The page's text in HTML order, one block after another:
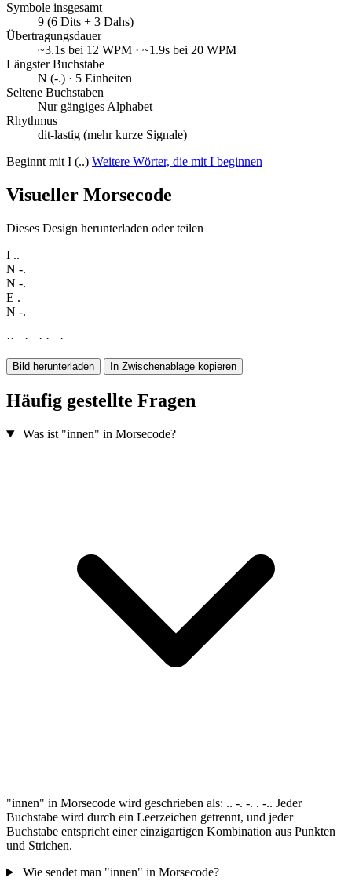
Symbole insgesamt
9 (6 Dits + 3 Dahs)
Übertragungsdauer
~3.1s bei 12 WPM · ~1.9s bei 20 WPM
Längster Buchstabe
N (-.) · 5 Einheiten
Seltene Buchstaben
Nur gängiges Alphabet
Rhythmus
dit-lastig (mehr kurze Signale)
Beginnt mit I (..) Weitere Wörter, die mit I beginnen
Visueller Morsecode
Dieses Design herunterladen oder teilen
I ..
N -.
N -.
E .
N -.
·· −· −· · −·
Bild herunterladen In Zwischenablage kopieren
Häufig gestellte Fragen
Was ist "innen" in Morsecode?
"innen" in Morsecode wird geschrieben als: .. -. -. . -.. Jeder
Buchstabe wird durch ein Leerzeichen getrennt, und jeder
Buchstabe entspricht einer einzigartigen Kombination aus Punkten
und Strichen.
Wie sendet man "innen" in Morsecode?